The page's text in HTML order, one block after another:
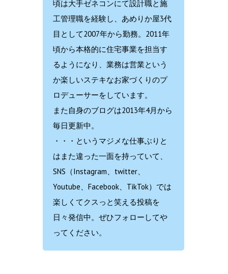
頃は大手ゼネコンにて設計職と施
工管理職を経験し、あめりか屋3代
目として2007年から勤務。2011年
頃から本格的に住宅事業を担当す
るようになり、業務は営業という
か楽しいステキなお家づくりのプ
ロデューサーをしています。
また自身のブログは2013年4月から
毎日更新中。
・・・というマジメな仕事ぶりと
はまた違った一面を持っていて、
SNS（Instagram、twitter、
Youtube、Facebook、TikTok）では
楽しくてクスっと笑える投稿を
日々発信中。ぜひフォローしてや
ってください。